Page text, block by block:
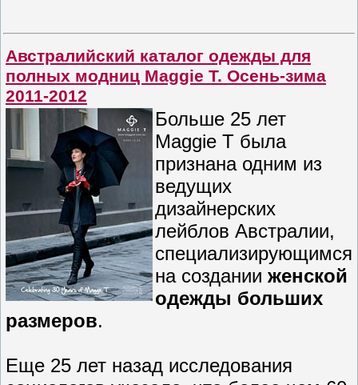
Австралийский каталог одежды для
полных модниц Maggie T. Осень-зима
2011-2012
Больше 25 лет
Maggie T была
признана одним из
ведущих
дизайнерских
лейблов Австралии,
специализирующимся
на создании женской
одежды больших
размеров.
Еще 25 лет назад исследования